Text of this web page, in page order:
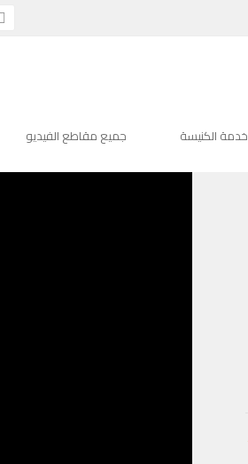
الكنيسة جميع مقاطع الفيديو
1712 لا